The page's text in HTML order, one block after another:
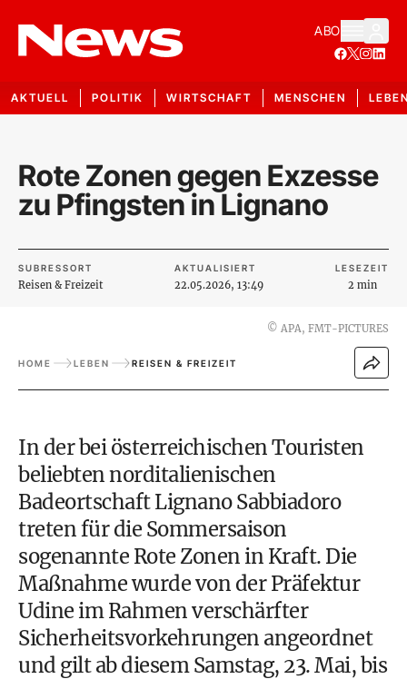
ABO
AKTUELL POLITIK WIRTSCHAFT MENSCHEN
Rote Zonen gegen Exzesse
zu Pfingsten in Lignano
SUBRESSORT
Reisen & Freizeit
AKTUALISIERT
22.05.2026, 13:49
LESEZEIT
2 min
© APA, FMT-PICTURES
HOME LEBEN REISEN & FREIZEIT
In der bei österreichischen Touristen
beliebten norditalienischen
Badeortschaft Lignano Sabbiadoro
treten für die Sommersaison
sogenannte Rote Zonen in Kraft. Die
Maßnahme wurde von der Präfektur
Udine im Rahmen verschärfter
Sicherheitsvorkehrungen angeordnet
und gilt ab diesem Samstag, 23. Mai, bis